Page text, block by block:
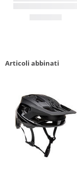
Articoli abbinati